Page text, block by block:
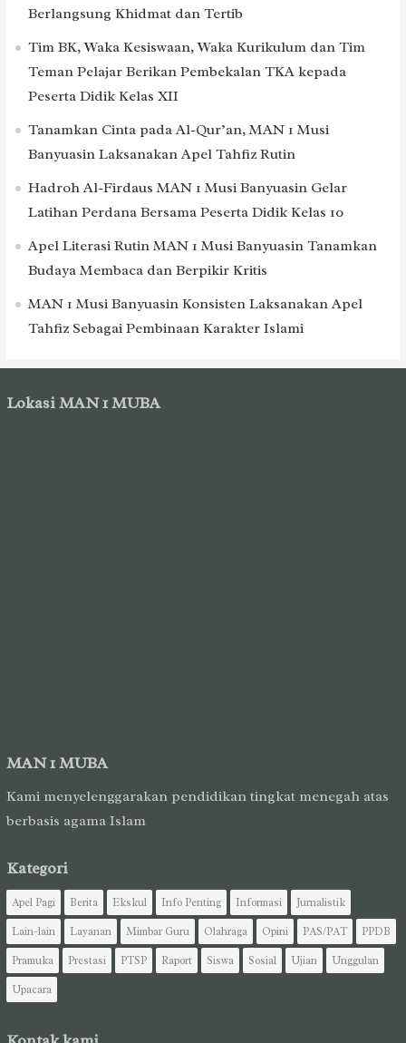
Berlangsung Khidmat dan Tertib
Tim BK, Waka Kesiswaan, Waka Kurikulum dan Tim
Teman Pelajar Berikan Pembekalan TKA kepada
Peserta Didik Kelas XII
Tanamkan Cinta pada Al-Qur’an, MAN 1 Musi
Banyuasin Laksanakan Apel Tahfiz Rutin
Hadroh Al-Firdaus MAN 1 Musi Banyuasin Gelar
Latihan Perdana Bersama Peserta Didik Kelas 10
Apel Literasi Rutin MAN 1 Musi Banyuasin Tanamkan
Budaya Membaca dan Berpikir Kritis
MAN 1 Musi Banyuasin Konsisten Laksanakan Apel
Tahfiz Sebagai Pembinaan Karakter Islami
Lokasi MAN 1 MUBA
MAN 1 MUBA
Kami menyelenggarakan pendidikan tingkat menegah atas
berbasis agama Islam
Kategori
Apel Pagi Berita Ekskul Info Penting Informasi
Jurnalistik
Lain-lain
Layanan Mimbar Guru Olahraga Opini PAS/PAT
PPDB
Pramuka
Prestasi PTSP Raport Siswa Sosial Ujian
Unggulan
Upacara